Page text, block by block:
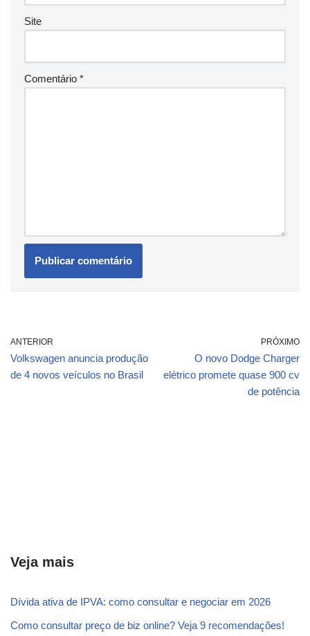
Site
Comentário *
ANTERIOR
Volkswagen anuncia produção
de 4 novos veículos no Brasil
PRÓXIMO
O novo Dodge Charger
elétrico promete quase 900 cv
de potência
Veja mais
Dívida ativa de IPVA: como consultar e negociar em 2026
Como consultar preço de biz online? Veja 9 recomendações!